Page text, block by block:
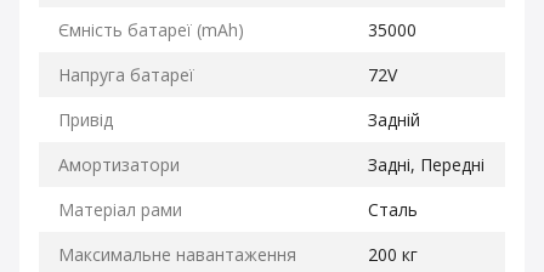
Ємність батареї (mAh)
35000
Напруга батареї
72V
Привід
Задній
Амортизатори
Задні, Передні
Матеріал рами
Сталь
Максимальне навантаження
200 кг